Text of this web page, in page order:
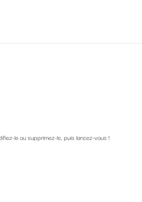
le ou supprimez-le, puis lancez-vous !